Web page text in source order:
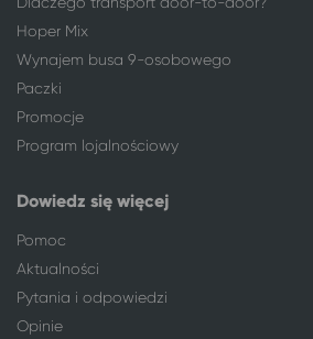
Gdynia
Solec-Zdrój
Katowice
Koszalin
Solec-Zdrój
Kraków
Łódź
Lublin
Solec-Zdrój
Opole
Solec-Zdrój
Hoper Mix
Wynajem busa 9-osobowego
Paczki
Promocje
Program lojalnościowy
Dowiedz się więcej
Pomoc
Aktualności
Pytania i odpowiedzi
Opinie